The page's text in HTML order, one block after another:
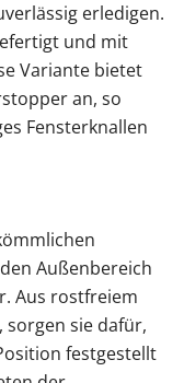
erledigen.
und mit
Variante bietet
an, so
Fensterknallen
Außenbereich
Aus rostfreiem
sie dafür,
festgestellt